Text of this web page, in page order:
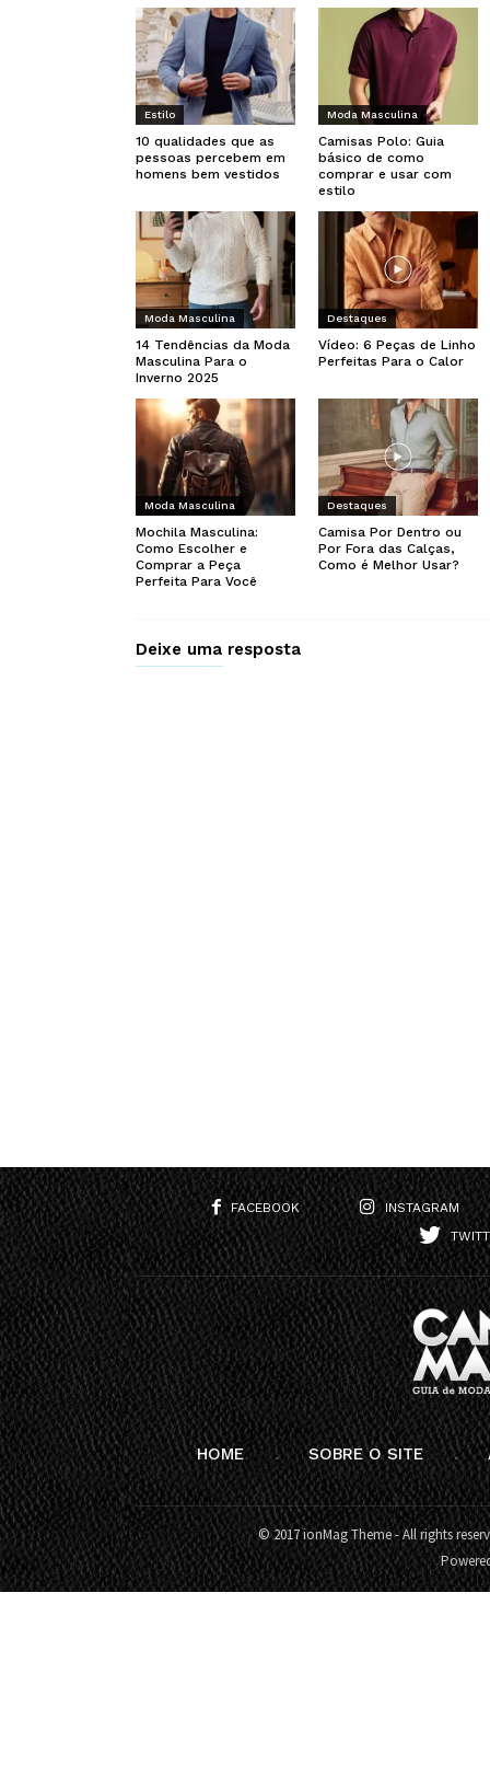
Estilo
10 qualidades que as
pessoas percebem em
homens bem vestidos
Moda Masculina
Camisas Polo: Guia
básico de como
comprar e usar com
estilo
Moda Masculina
14 Tendências da Moda
Masculina Para o
Inverno 2025
Destaques
Vídeo: 6 Peças de Linho
Perfeitas Para o Calor
Moda Masculina
Mochila Masculina:
Como Escolher e
Comprar a Peça
Perfeita Para Você
Destaques
Camisa Por Dentro ou
Por Fora das Calças,
Como é Melhor Usar?
Deixe uma resposta
FACEBOOK
INSTAGRAM
HOME SOBRE O SITE
© 2017 ionMag Theme - All rights